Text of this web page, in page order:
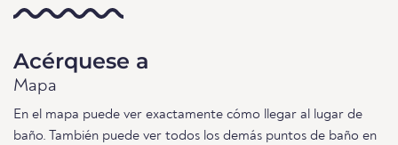
Acérquese a
Mapa
En el mapa puede ver exactamente cómo llegar al lugar de
baño. También puede ver todos los demás puntos de baño en